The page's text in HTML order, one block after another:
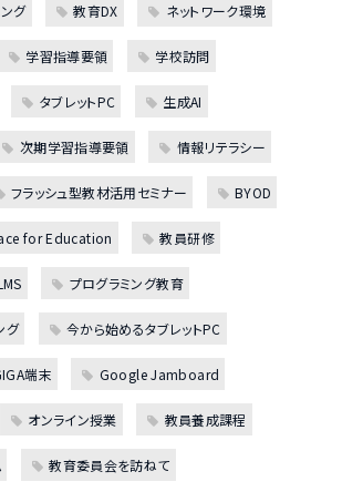
グ 教育DX ネットワーク環境
学習指導要領 学校訪問
タブレットPC 生成AI
次期学習指導要領 情報リテラシー
フラッシュ型教材活用セミナー BYOD
for Education 教員研修
プログラミング教育
グ 今から始めるタブレットPC
端末 Google Jamboard
オンライン授業 教員養成課程
教育委員会を訪ねて